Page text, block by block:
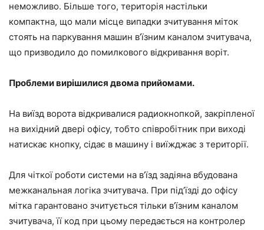
неможливо. Більше того, територія настільки
компактна, що мали місце випадки зчитування міток
стоять на паркування машин в’їзним каналом зчитувача,
що призводило до помилкового відкривання воріт.
Проблеми вирішилися двома прийомами.
На виїзд ворота відкривалися радиокнопкой, закріпленої
на вихідний двері офісу, тобто співробітник при виході
натискає кнопку, сідає в машину і виїжджає з території.
Для чіткої роботи системи на в’їзд задіяна вбудована
межканальная логіка зчитувача. При під’їзді до офісу
мітка гарантовано зчитується тільки в’їзним каналом
зчитувача, її код при цьому передається на контролер